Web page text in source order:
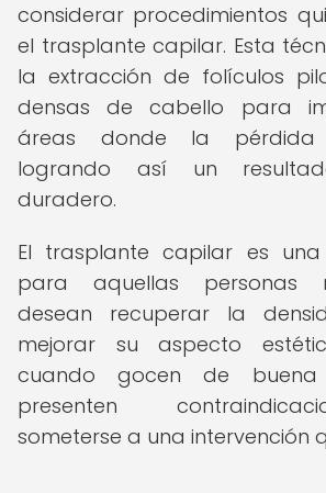
considerar procedimientos
el trasplante capilar. Esta
la extracción de folículos
densas de cabello para
áreas donde la pérdida
logrando así un
duradero.
El trasplante capilar es
para aquellas personas
desean recuperar la
mejorar su aspecto
cuando gocen de
presenten
someterse a una intervención